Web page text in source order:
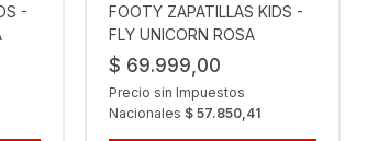
-
FOOTY ZAPATILLAS KIDS -
FLY UNICORN ROSA
$ 69.999,00
Precio sin Impuestos
Nacionales $ 57.850,41